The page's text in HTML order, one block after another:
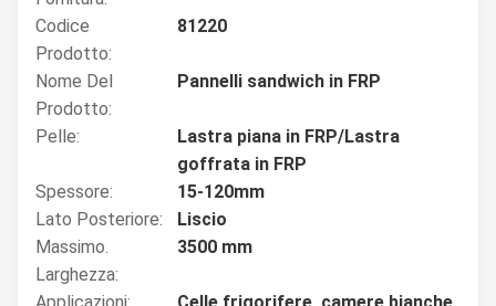
Codice
Prodotto:
81220
Nome Del
Prodotto:
Pannelli sandwich in FRP
Pelle:
Lastra piana in FRP/Lastra
goffrata in FRP
Spessore:
15-120mm
Lato Posteriore:
Liscio
Massimo.
Larghezza:
3500 mm